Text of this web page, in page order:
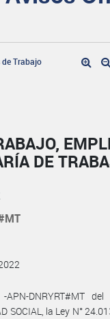
Trabajo
DE
DNRYRT#MT
SOCIAL, la Ley N°